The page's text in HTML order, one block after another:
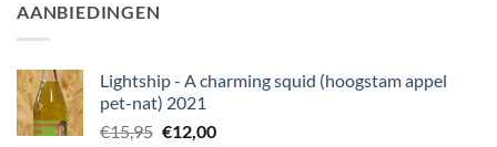
AANBIEDINGEN
Lightship - A charming squid (hoogstam appel
pet-nat) 2021
€15,95 Oorspronkelijke
€12,00Huidige